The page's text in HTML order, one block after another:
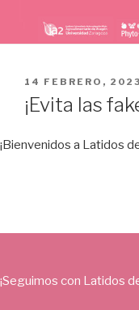
PUBLICADO
EL
14 FEBRERO, 2023
¡Evita las
¡Bienvenidos a Latidos
¡Seguimos con Latidos